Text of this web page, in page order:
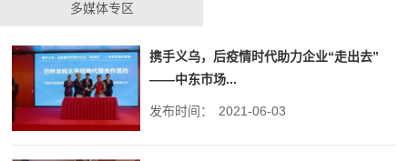
多媒体专区
携手义乌，后疫情时代助力企业“走出去”
——中东市场...
发布时间： 2021-06-03